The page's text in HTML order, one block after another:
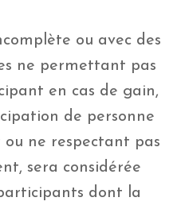
ou avec des
ne permettant pas
en cas de gain,
de personne
ne respectant pas
sera considérée
dont la